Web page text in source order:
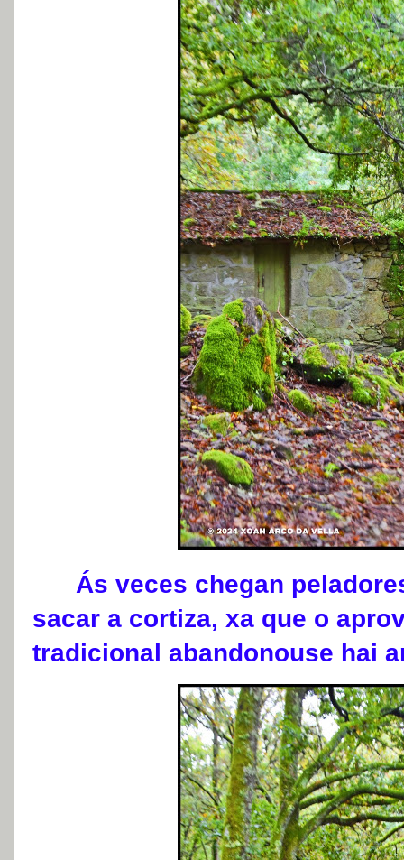
Ás veces chegan
sacar a cortiza, xa que o
tradicional abandonouse hai